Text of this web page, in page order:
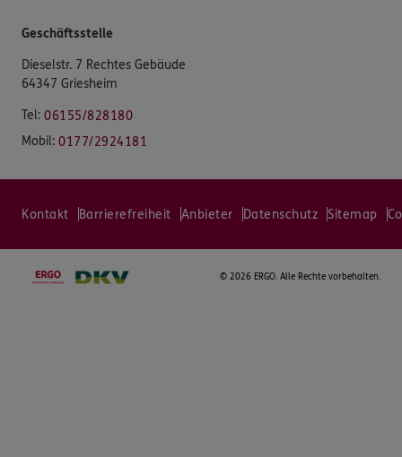
Geschäftsstelle
Dieselstr. 7 Rechtes Gebäude
64347 Griesheim
Tel: 06155/828180
Mobil: 0177/2924181
Kontakt Barrierefreiheit Anbieter Datenschutz Sitemap
© 2026 ERGO. Alle Rechte vorbehalten.